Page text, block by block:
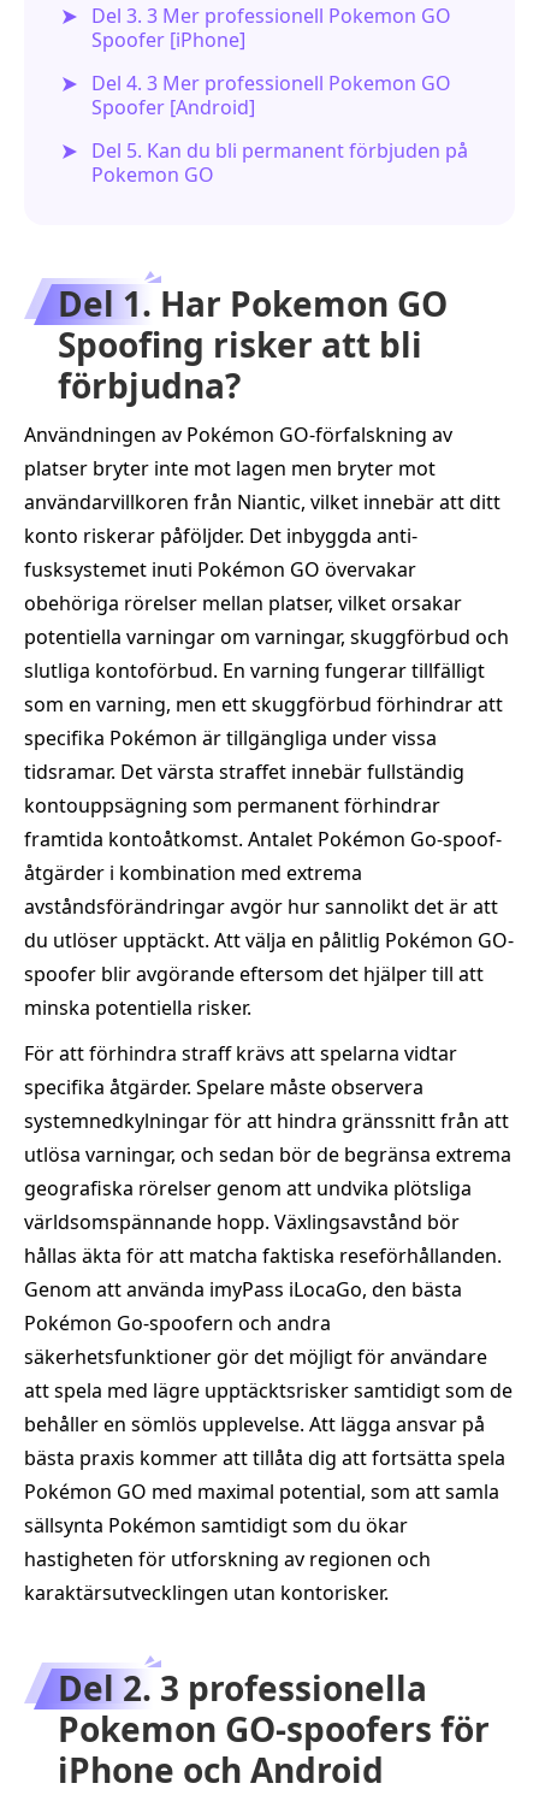
Del 3. 3 Mer professionell Pokemon GO
Spoofer [iPhone]
Del 4. 3 Mer professionell Pokemon GO
Spoofer [Android]
Del 5. Kan du bli permanent förbjuden på
Pokemon GO
Del 1. Har Pokemon GO
Spoofing risker att bli
förbjudna?
Användningen av Pokémon GO-förfalskning av
platser bryter inte mot lagen men bryter mot
användarvillkoren från Niantic, vilket innebär att ditt
konto riskerar påföljder. Det inbyggda anti-
fusksystemet inuti Pokémon GO övervakar
obehöriga rörelser mellan platser, vilket orsakar
potentiella varningar om varningar, skuggförbud och
slutliga kontoförbud. En varning fungerar tillfälligt
som en varning, men ett skuggförbud förhindrar att
specifika Pokémon är tillgängliga under vissa
tidsramar. Det värsta straffet innebär fullständig
kontouppsägning som permanent förhindrar
framtida kontoåtkomst. Antalet Pokémon Go-spoof-
åtgärder i kombination med extrema
avståndsförändringar avgör hur sannolikt det är att
du utlöser upptäckt. Att välja en pålitlig Pokémon GO-
spoofer blir avgörande eftersom det hjälper till att
minska potentiella risker.
För att förhindra straff krävs att spelarna vidtar
specifika åtgärder. Spelare måste observera
systemnedkylningar för att hindra gränssnitt från att
utlösa varningar, och sedan bör de begränsa extrema
geografiska rörelser genom att undvika plötsliga
världsomspännande hopp. Växlingsavstånd bör
hållas äkta för att matcha faktiska reseförhållanden.
Genom att använda imyPass iLocaGo, den bästa
Pokémon Go-spoofern och andra
säkerhetsfunktioner gör det möjligt för användare
att spela med lägre upptäcktsrisker samtidigt som de
behåller en sömlös upplevelse. Att lägga ansvar på
bästa praxis kommer att tillåta dig att fortsätta spela
Pokémon GO med maximal potential, som att samla
sällsynta Pokémon samtidigt som du ökar
hastigheten för utforskning av regionen och
karaktärsutvecklingen utan kontorisker.
Del 2. 3 professionella
Pokemon GO-spoofers för
iPhone och Android